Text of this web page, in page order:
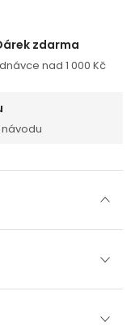
zdarma
nad 1 000 Kč